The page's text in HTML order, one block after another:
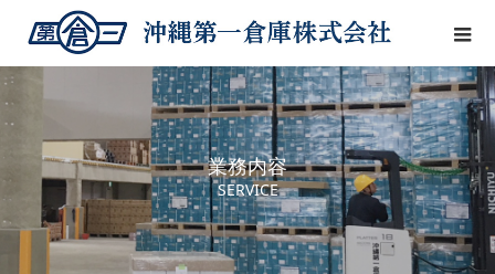
業務内容
SERVICE